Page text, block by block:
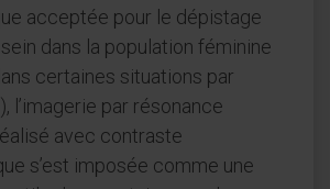
acceptée pour le dépistage
dans la population féminine
certaines situations par
l’imagerie par résonance
avec contraste
s’est imposée comme une